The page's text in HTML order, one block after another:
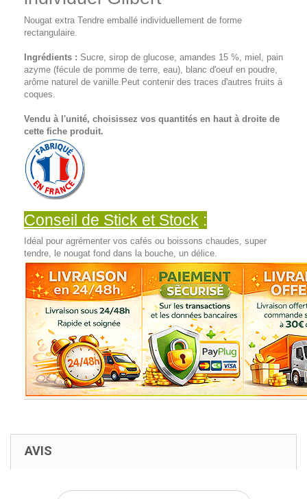
Nougat extra Tendre emballé individuellement de forme
rectangulaire.
Ingrédients : Sucre, sirop de glucose, amandes 15 %, miel, pain
azyme (fécule de pomme de terre, eau), blanc d'oeuf en poudre,
arôme naturel de vanille.Peut contenir des traces d'autres fruits à
coques.
Vendu à l'unité, choisissez vos quantités en haut à droite de
cette fiche produit.
Conseil de Stick et Stock :
Idéal pour agrémenter vos cafés ou boissons chaudes, super
tendre, le nougat fond dans la bouche, un délice.
AVIS